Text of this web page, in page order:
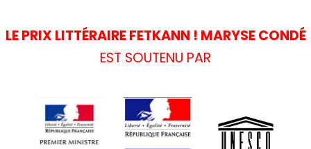
LE PRIX LITTÉRAIRE FETKANN ! MARYSE CONDÉ
EST SOUTENU PAR